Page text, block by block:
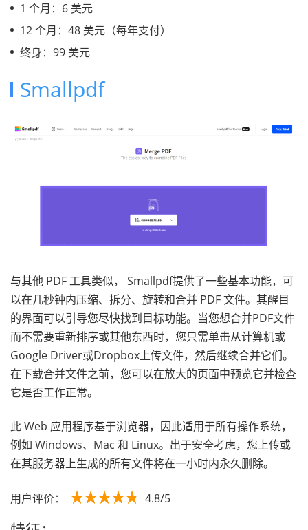
1 个月：6 美元
12 个月：48 美元（每年支付）
终身：99 美元
Smallpdf
与其他 PDF 工具类似， Smallpdf提供了一些基本功能，可
以在几秒钟内压缩、拆分、旋转和合并 PDF 文件。其醒目
的界面可以引导您尽快找到目标功能。当您想合并PDF文件
而不需要重新排序或其他东西时，您只需单击从计算机或
Google Driver或Dropbox上传文件，然后继续合并它们。
在下载合并文件之前，您可以在放大的页面中预览它并检查
它是否工作正常。
此 Web 应用程序基于浏览器，因此适用于所有操作系统，
例如 Windows、Mac 和 Linux。出于安全考虑，您上传或
在其服务器上生成的所有文件将在一小时内永久删除。
用户评价： 4.8/5